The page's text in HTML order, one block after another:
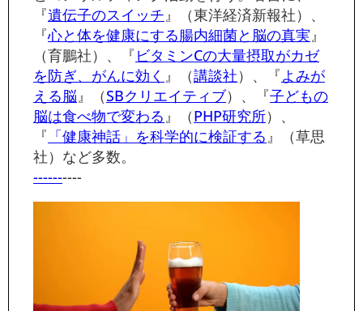
『遺伝子のスイッチ 』（東洋経済新報社）、
『心と体を健康にする腸内細菌と脳の真実 』
（育鵬社）、『 ビタミンCの大量摂取がカゼ
を防ぎ、がんに効く 』（講談社）、『よみが
える脳 』（SBクリエイティブ）、『子どもの
脳は食べ物で変わる 』（PHP研究所）、
『 「健康神話」を科学的に検証する 』（草思
社）など多数。
----------